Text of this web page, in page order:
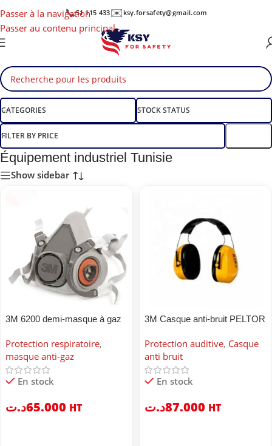
Passer à la navigation
Passer au contenu principal
📞51 115 433✉️ ksy.forsafety@gmail.com
CATEGORIES STOCK STATUS
FILTER BY PRICE
Équipement industriel Tunisie
Show sidebar
3M 6200 demi-masque à gaz
Protection respiratoire,
masque anti-gaz
En stock
65.000د.ت HT
3M Casque anti-bruit PELTOR
Protection auditive, Casque
anti bruit
En stock
87.000د.ت HT